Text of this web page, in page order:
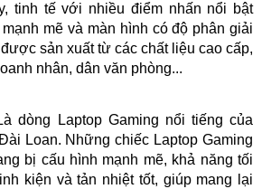
tinh tế với nhiều điểm nhấn nổi bật
mẽ và màn hình có độ phân giải
sản xuất từ các chất liệu cao cấp,
nhân, dân văn phòng...
dòng Laptop Gaming nổi tiếng của
Loan. Những chiếc Laptop Gaming
bị cấu hình mạnh mẽ, khả năng tối
kiện và tản nhiệt tốt, giúp mang lại